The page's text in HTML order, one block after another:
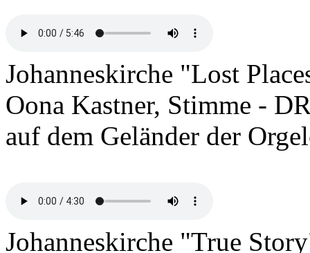
Johanneskirche "Lost
Oona Kastner, Stimme -
auf dem Geländer der
Johanneskirche "True